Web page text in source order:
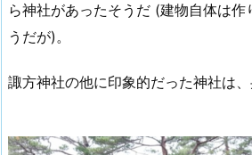
ら神社があったそうだ (建物自体は作
うだが)。
諏方神社の他に印象的だった神社は、